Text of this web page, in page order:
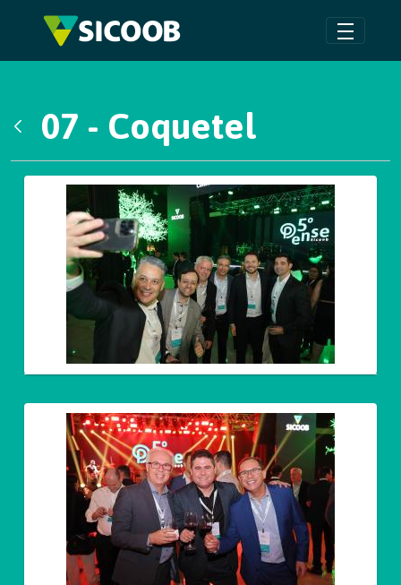
Pular para o Conteúdo principal
07 - Coquetel
Galeria de Mídias